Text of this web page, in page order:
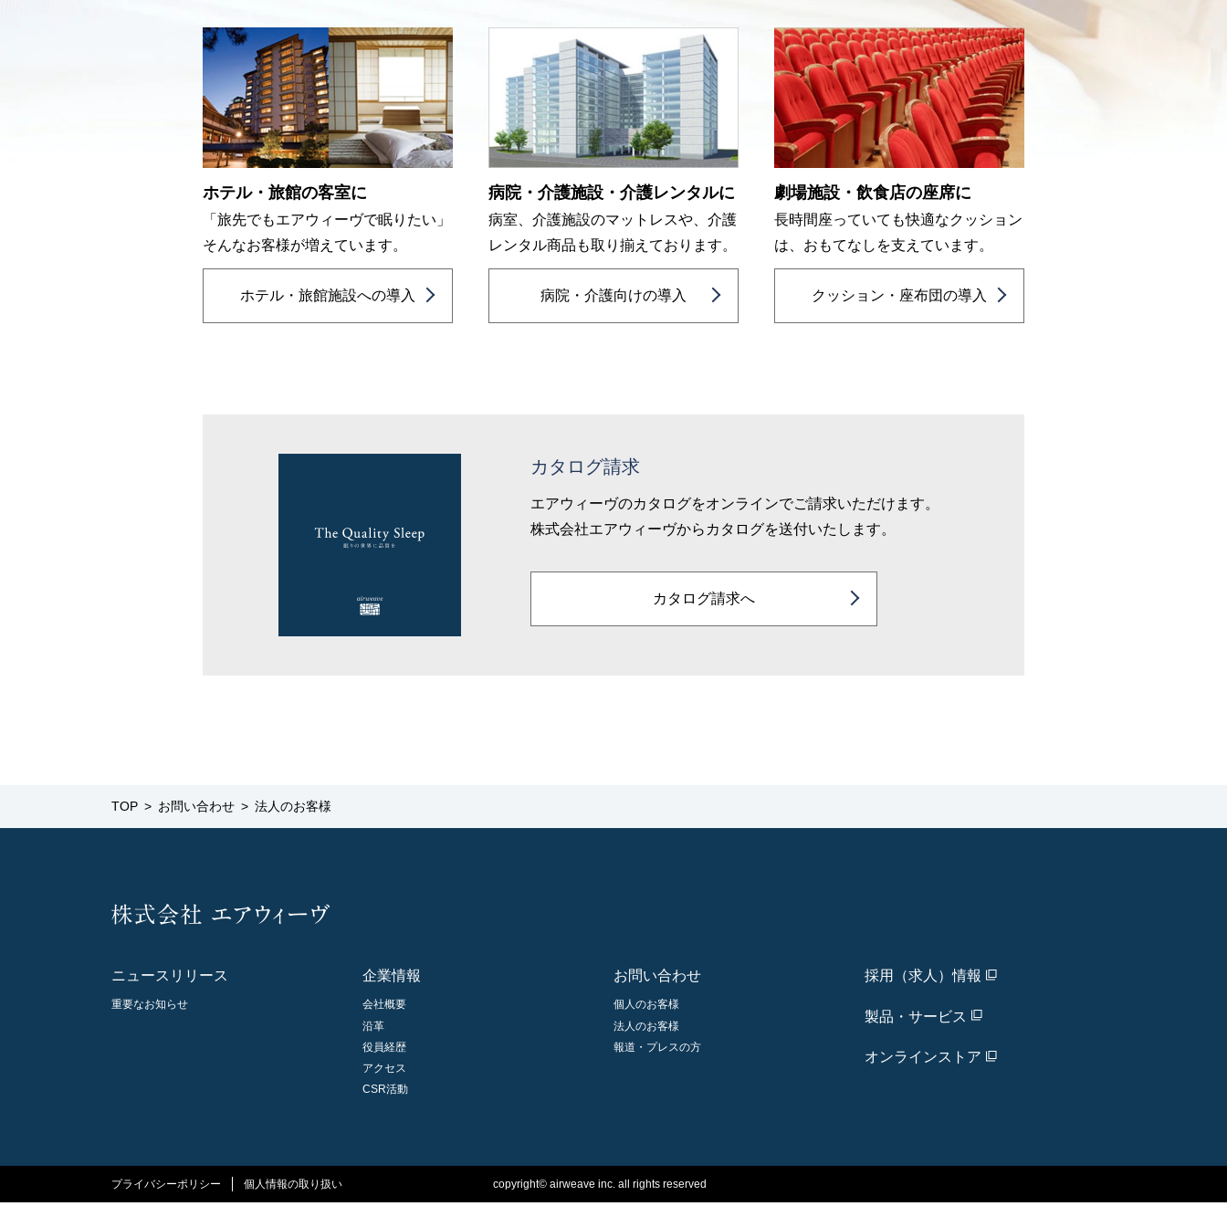
ホテル・旅館の客室に
「旅先でもエアウィーヴで眠りたい」
そんなお客様が増えています。
ホテル・旅館施設への導入
病院・介護施設・介護レンタルに
病室、介護施設のマットレスや、介護
レンタル商品も取り揃えております。
病院・介護向けの導入
劇場施設・飲食店の座席に
長時間座っていても快適なクッション
は、おもてなしを支えています。
クッション・座布団の導入
カタログ請求
エアウィーヴのカタログをオンラインでご請求いただけます。
株式会社エアウィーヴからカタログを送付いたします。
カタログ請求へ
TOP お問い合わせ 法人のお客様
ニュースリリース
重要なお知らせ
企業情報
会社概要
沿革
役員経歴
アクセス
CSR活動
お問い合わせ
個人のお客様
法人のお客様
報道・プレスの方
採用（求人）情報
製品・サービス
オンラインストア
プライバシーポリシー 個人情報の取り扱い copyright©︎ airweave inc. all rights reserved